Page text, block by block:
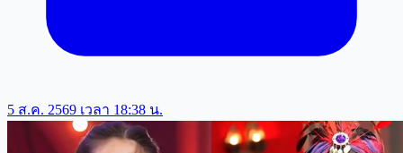
5 ส.ค. 2569 เวลา 18:38 น.